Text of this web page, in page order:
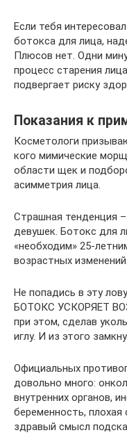
Если тебя
ботокса для лица,
Плюсов нет. Одни
процесс старения
подвергает риску
Показания к
Косметологи
кого мимические
области щек и
асимметрия лица.
Страшная тенденция
девушек. Ботокс для
«необходим» 25-
возрастных
Не попадись в эту
БОТОКС УСКОРЯЕТ
при этом, сделав
иглу. И из этого
Официальных
довольно много:
внутренних органов,
беременность,
здравый смысл